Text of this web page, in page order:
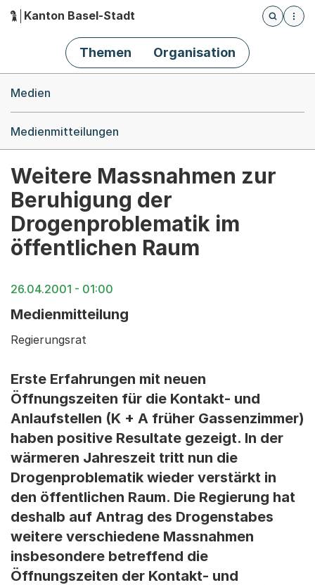
Hauptnavigation
Kanton Basel-Stadt
Öffnet
Themen Organisation
Medien
Medienmitteilungen
Weitere Massnahmen zur
Beruhigung der
Drogenproblematik im
öffentlichen Raum
26.04.2001 - 01:00
Medienmitteilung
Regierungsrat
Erste Erfahrungen mit neuen
Öffnungszeiten für die Kontakt- und
Anlaufstellen (K + A früher Gassenzimmer)
haben positive Resultate gezeigt. In der
wärmeren Jahreszeit tritt nun die
Drogenproblematik wieder verstärkt in
den öffentlichen Raum. Die Regierung hat
deshalb auf Antrag des Drogenstabes
weitere verschiedene Massnahmen
insbesondere betreffend die
Öffnungszeiten der Kontakt- und